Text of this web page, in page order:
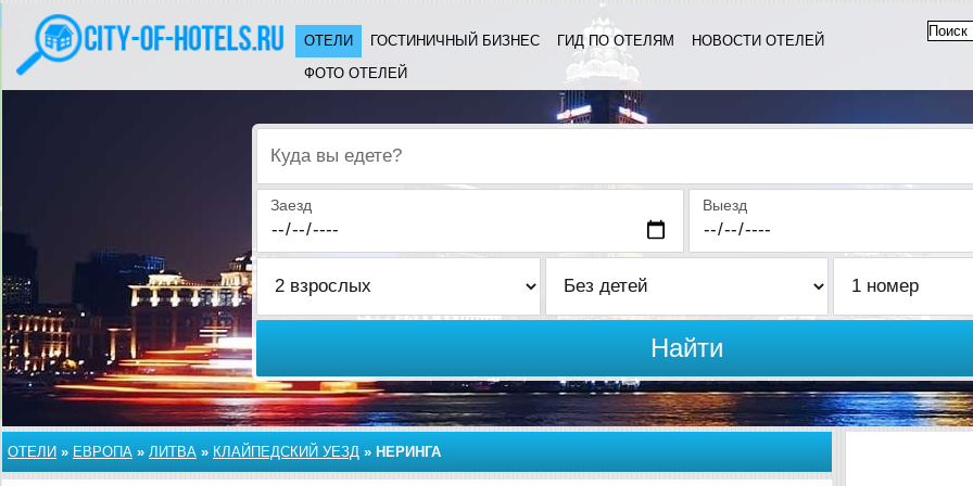
ОТЕЛИ ГОСТИНИЧНЫЙ БИЗНЕС ГИД ПО ОТЕЛЯМ
НОВОСТИ ОТЕЛЕЙ
ФОТО ОТЕЛЕЙ
Куда вы едете?
Заезд Выезд
Найти
ОТЕЛИ » ЕВРОПА » ЛИТВА » КЛАЙПЕДСКИЙ УЕЗД » НЕРИНГА